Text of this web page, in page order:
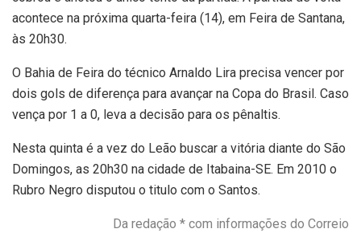
acontece na próxima quarta-feira (14), em Feira de Santana,
às 20h30.
O Bahia de Feira do técnico Arnaldo Lira precisa vencer por
dois gols de diferença para avançar na Copa do Brasil. Caso
vença por 1 a 0, leva a decisão para os pênaltis.
Nesta quinta é a vez do Leão buscar a vitória diante do São
Domingos, as 20h30 na cidade de Itabaina-SE. Em 2010 o
Rubro Negro disputou o titulo com o Santos.
Da redação * com informações do Correio